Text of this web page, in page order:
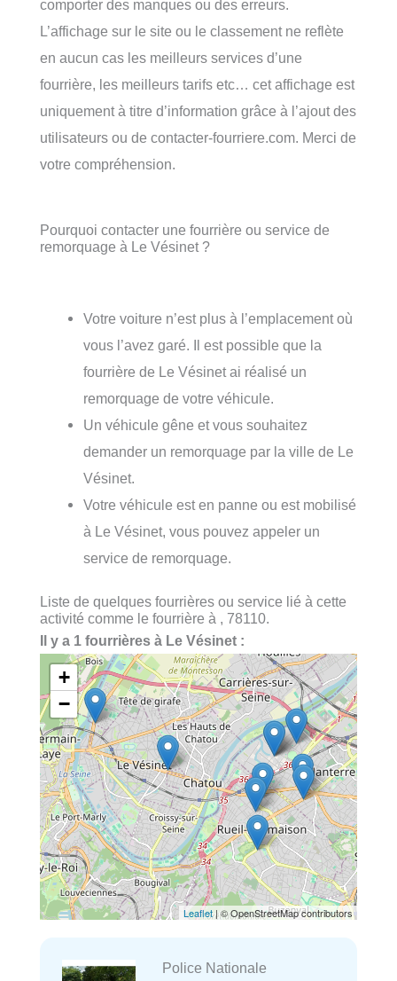
comporter des manques ou des erreurs.
L’affichage sur le site ou le classement ne reflète
en aucun cas les meilleurs services d’une
fourrière, les meilleurs tarifs etc… cet affichage est
uniquement à titre d’information grâce à l’ajout des
utilisateurs ou de contacter-fourriere.com. Merci de
votre compréhension.
Pourquoi contacter une fourrière ou service de
remorquage à Le Vésinet ?
Votre voiture n’est plus à l’emplacement où
vous l’avez garé. Il est possible que la
fourrière de Le Vésinet ai réalisé un
remorquage de votre véhicule.
Un véhicule gêne et vous souhaitez
demander un remorquage par la ville de Le
Vésinet.
Votre véhicule est en panne ou est mobilisé
à Le Vésinet, vous pouvez appeler un
service de remorquage.
Liste de quelques fourrières ou service lié à cette
activité comme le fourrière à , 78110.
Il y a 1 fourrières à Le Vésinet :
+
−
Leaflet| © OpenStreetMap contributors
Police Nationale